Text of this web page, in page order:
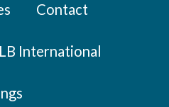
Contact
International